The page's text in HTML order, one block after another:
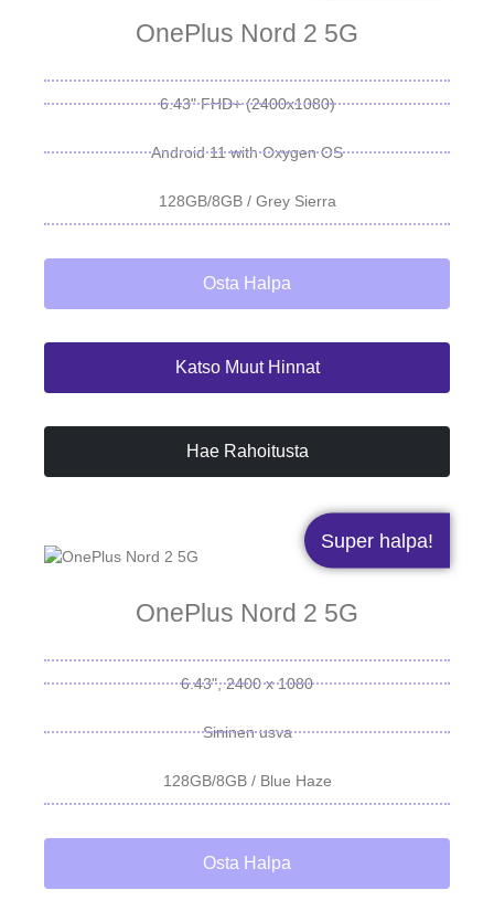
OnePlus Nord 2 5G
6.43" FHD+ (2400x1080)
Android 11 with Oxygen OS
128GB/8GB / Grey Sierra
Osta Halpa
Katso Muut Hinnat
Hae Rahoitusta
Super halpa!
OnePlus Nord 2 5G
6.43", 2400 x 1080
Sininen usva
128GB/8GB / Blue Haze
Osta Halpa